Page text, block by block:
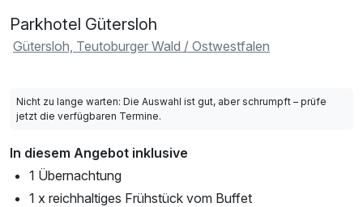
Parkhotel Gütersloh
Gütersloh, Teutoburger Wald / Ostwestfalen
Nicht zu lange warten: Die Auswahl ist gut, aber schrumpft – prüfe
jetzt die verfügbaren Termine.
In diesem Angebot inklusive
1 Übernachtung
1 x reichhaltiges Frühstück vom Buffet